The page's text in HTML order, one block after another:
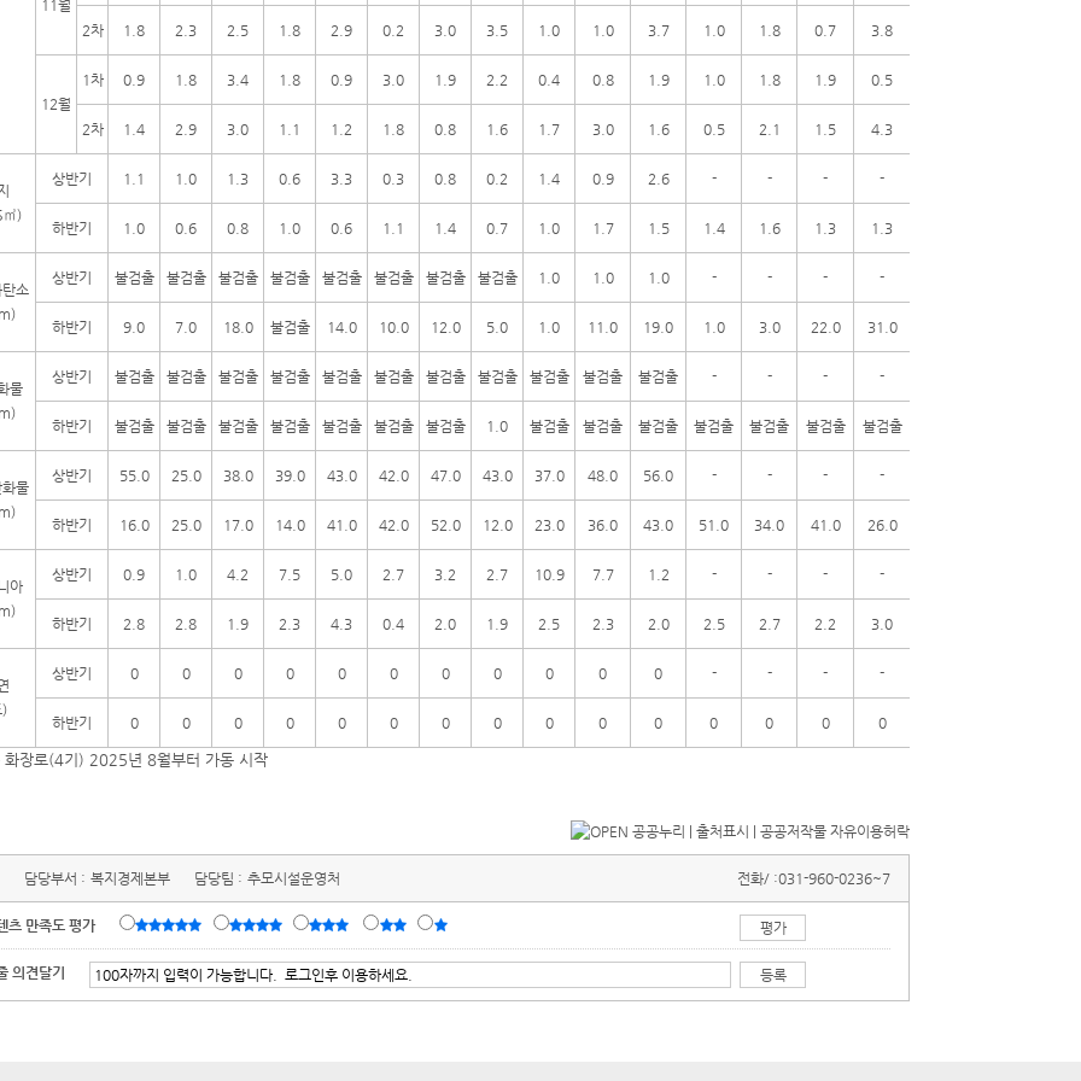
11월
2차 1.8 2.3 2.5 1.8 2.9 0.2 3.0 3.5 1.0 1.0 3.7 1.0 1.8 0.7 3.8
12월
1차 0.9 1.8 3.4 1.8 0.9 3.0 1.9 2.2 0.4 0.8 1.9 1.0 1.8 1.9 0.5
2차 1.4 2.9 3.0 1.1 1.2 1.8 0.8 1.6 1.7 3.0 1.6 0.5 2.1 1.5 4.3
㎥)
상반기 1.1 1.0 1.3 0.6 3.3 0.3 0.8 0.2 1.4 0.9 2.6 - - - -
하반기 1.0 0.6 0.8 1.0 0.6 1.1 1.4 0.7 1.0 1.7 1.5 1.4 1.6 1.3 1.3
탄소
상반기 불검출 불검출 불검출 불검출 불검출 불검출 불검출 불검출 1.0 1.0 1.0 - - - -
하반기 9.0 7.0 18.0 불검출 14.0 10.0 12.0 5.0 1.0 11.0 19.0 1.0 3.0 22.0 31.0
물
상반기 불검출 불검출 불검출 불검출 불검출 불검출 불검출 불검출 불검출 불검출 불검출 - - - -
하반기 불검출 불검출 불검출 불검출 불검출 불검출 불검출 1.0 불검출 불검출 불검출 불검출 불검출 불검출 불검출
화물
상반기 55.0 25.0 38.0 39.0 43.0 42.0 47.0 43.0 37.0 48.0 56.0 - - - -
하반기 16.0 25.0 17.0 14.0 41.0 42.0 52.0 12.0 23.0 36.0 43.0 51.0 34.0 41.0 26.0
아
상반기 0.9 1.0 4.2 7.5 5.0 2.7 3.2 2.7 10.9 7.7 1.2 - - - -
하반기 2.8 2.8 1.9 2.3 4.3 0.4 2.0 1.9 2.5 2.3 2.0 2.5 2.7 2.2 3.0
)
상반기 0 0 0 0 0 0 0 0 0 0 0 - - - -
하반기 0 0 0 0 0 0 0 0 0 0 0 0 0 0 0
장로(4기) 2025년 8월부터 가동 시작
담당부서 : 복지경제본부 담당팀 : 추모시설운영처 전화/ :031-960-0236~7
츠 만족도 평가
의견달기